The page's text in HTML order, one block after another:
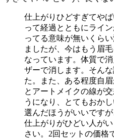
仕上がりひどすぎてや
って経過とともにライ
ってる意味が無いくら
ましたが、今はもう眉
なっています。体質で
ザーで消します。そん
た。また、ある程度自
とアートメイクの線が
うになり、とてもおか
選んだほうがいいです
仕上がりがひどい人が
さい。2回セットの価格